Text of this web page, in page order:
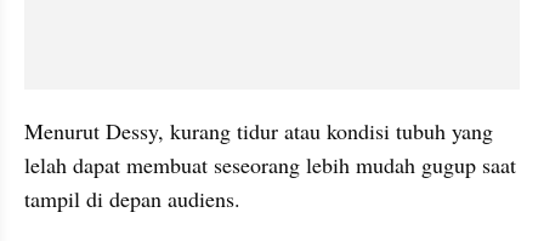
Menurut Dessy, kurang tidur atau kondisi tubuh yang
lelah dapat membuat seseorang lebih mudah gugup saat
tampil di depan audiens.